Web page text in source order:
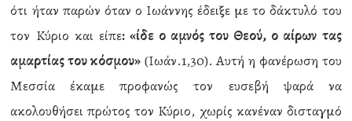
ότι ήταν παρών όταν ο Ιωάννης έδειξε με το δάκτυλό του
τον Κύριο και είπε: «ίδε ο αμνός του Θεού, ο αίρων τας
αμαρτίας του κόσμου»(Ιωάν.1,30). Αυτή η φανέρωση του
Μεσσία έκαμε προφανώς τον ευσεβή ψαρά να
ακολουθήσει πρώτος τον Κύριο, χωρίς κανέναν δισταγμό